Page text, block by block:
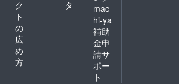
ク
ト
の
広
め
方
タ
mac
hi-ya
補助
金申
請サ
ポー
ト